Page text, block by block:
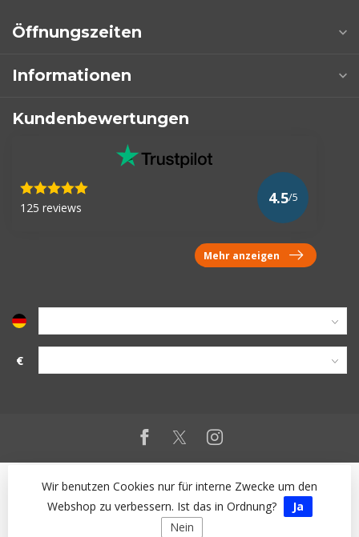
Öffnungszeiten
Informationen
Kundenbewertungen
125 reviews
4.5/5
Mehr anzeigen
€
Wir benutzen Cookies nur für interne Zwecke um den
Webshop zu verbessern. Ist das in Ordnung?
Ja
Nein